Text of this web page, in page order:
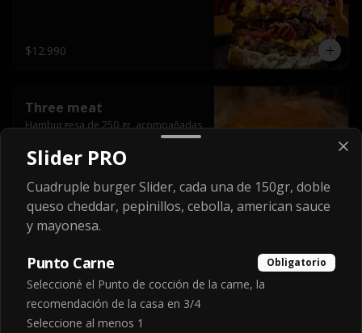
$12.990
Three meat
Hamburgesa de 250 gr, acompañadas
de los laminas extra gruesas de
smokedcaramel jam, triple queso
cheddar, cebolla caramelizada, queso
$9.990
Doble haburguesa grillada de 250 gr,
cubierta por una gigantesca ola de
salsa cristal onion, doble queso
cheddar, lechuga, bacon artesanal
ahumado preparado lentamente en el
Slider PRO
Cuadruple burger Slider, cada una de 150gr, doble
queso cheddar, pepinillos, cebolla, american sauce
y mayonesa.
Punto Carne Obligatorio
Seleccioné el Punto de cocción de la carne, la
recomendación de la casa en 3/4
Seleccione al menos 1